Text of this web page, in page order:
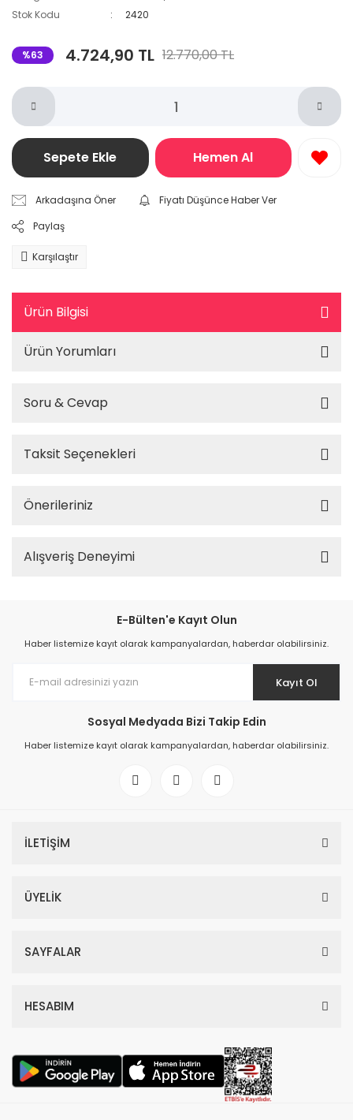
Stok Kodu
2420
%63 4.724,90 TL 12.770,00 TL
Sepete Ekle Hemen Al
Arkadaşına Öner
Fiyatı Düşünce Haber Ver
Paylaş
Karşılaştır
Ürün Bilgisi
Ürün Yorumları
Soru & Cevap
Taksit Seçenekleri
Önerileriniz
Alışveriş Deneyimi
E-Bülten'e Kayıt Olun
Haber listemize kayıt olarak kampanyalardan, haberdar olabilirsiniz.
Kayıt Ol
Sosyal Medyada Bizi Takip Edin
Haber listemize kayıt olarak kampanyalardan, haberdar olabilirsiniz.
İLETİŞİM
ÜYELİK
SAYFALAR
HESABIM